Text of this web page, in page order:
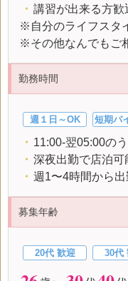
・ 講習が出来る方歓
※自分のライフスタ
※その他なんでもご
勤務時間
週１日～OK 短期バ
・ 11:00-翌05:00の
・ 深夜出勤で店泊可
・ 週1〜4時間から
募集年齢
20代 歓迎 30代